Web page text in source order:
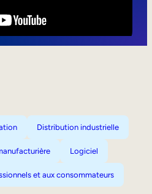
Distribution industrielle
Logiciel
et aux consommateurs